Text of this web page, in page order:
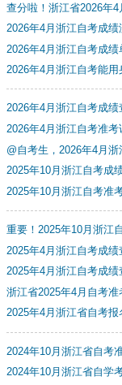
查分啦！浙江省2026年4
2026年4月浙江自考成
2026年4月浙江自考成
2026年4月浙江自考能
2026年4月浙江自考成绩
2026年4月浙江自考准考
@自考生，2026年4月
2025年10月浙江自考成
2025年10月浙江自考准
重要！2025年10月浙江
2025年4月浙江自考成绩
2025年4月浙江自考成绩
浙江省2025年4月自考准
2025年4月浙江省自考报
2024年10月浙江省自考
2024年10月浙江省自学